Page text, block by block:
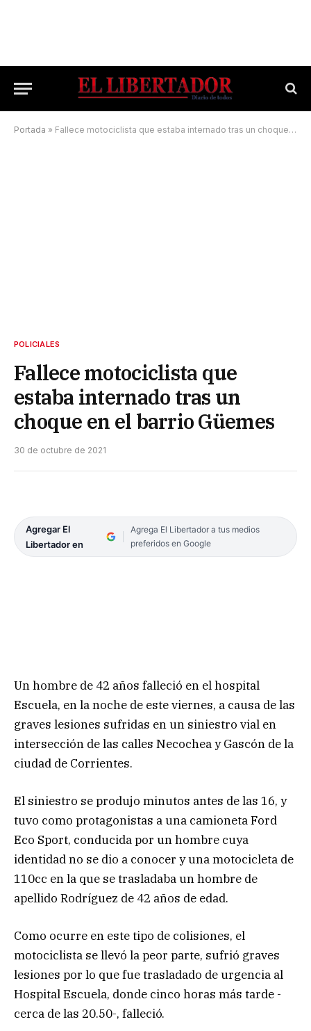
Portada » Fallece motociclista que estaba internado tras un choque en el barrio Güemes
POLICIALES
Fallece motociclista que
estaba internado tras un
choque en el barrio Güemes
30 de octubre de 2021
Agregar El
Libertador en
Agrega El Libertador a tus medios
preferidos en Google
Un hombre de 42 años falleció en el hospital
Escuela, en la noche de este viernes, a causa de las
graves lesiones sufridas en un siniestro vial en
intersección de las calles Necochea y Gascón de la
ciudad de Corrientes.
El siniestro se produjo minutos antes de las 16, y
tuvo como protagonistas a una camioneta Ford
Eco Sport, conducida por un hombre cuya
identidad no se dio a conocer y una motocicleta de
110cc en la que se trasladaba un hombre de
apellido Rodríguez de 42 años de edad.
Como ocurre en este tipo de colisiones, el
motociclista se llevó la peor parte, sufrió graves
lesiones por lo que fue trasladado de urgencia al
Hospital Escuela, donde cinco horas más tarde -
cerca de las 20.50-, falleció.